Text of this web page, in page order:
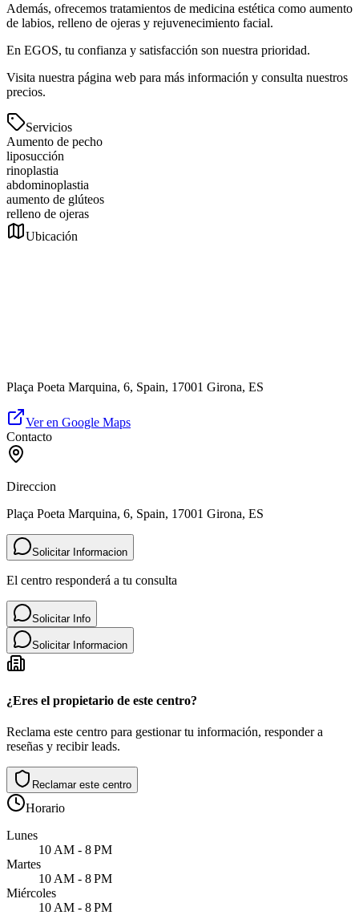
Además, ofrecemos tratamientos de medicina estética como aumento
de labios, relleno de ojeras y rejuvenecimiento facial.
En EGOS, tu confianza y satisfacción son nuestra prioridad.
Visita nuestra página web para más información y consulta nuestros
precios.
Servicios
Aumento de pecho
liposucción
rinoplastia
abdominoplastia
aumento de glúteos
relleno de ojeras
Ubicación
Plaça Poeta Marquina, 6, Spain, 17001 Girona, ES
Ver en Google Maps
Contacto
Direccion
Plaça Poeta Marquina, 6, Spain, 17001 Girona, ES
Solicitar Informacion
El centro responderá a tu consulta
Solicitar Info
Solicitar Informacion
¿Eres el propietario de este centro?
Reclama este centro para gestionar tu información, responder a
reseñas y recibir leads.
Reclamar este centro
Horario
Lunes
10 AM - 8 PM
Martes
10 AM - 8 PM
Miércoles
10 AM - 8 PM